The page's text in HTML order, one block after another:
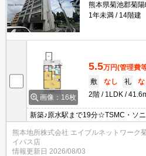
熊本県菊池郡菊
1年未満
14階建
画像：16枚
5.5万円(管理費
敷
なし 礼
な
2階
1LDK
新築♪原水駅まで19分☆TSMC・ソニ
ロック防犯カメラ・インターネット
ト決済可能！☆2年間限定1万円減額
す。
熊本地所株式会社 エイブルネットワーク
イパス店
情報更新日 2026/08/03